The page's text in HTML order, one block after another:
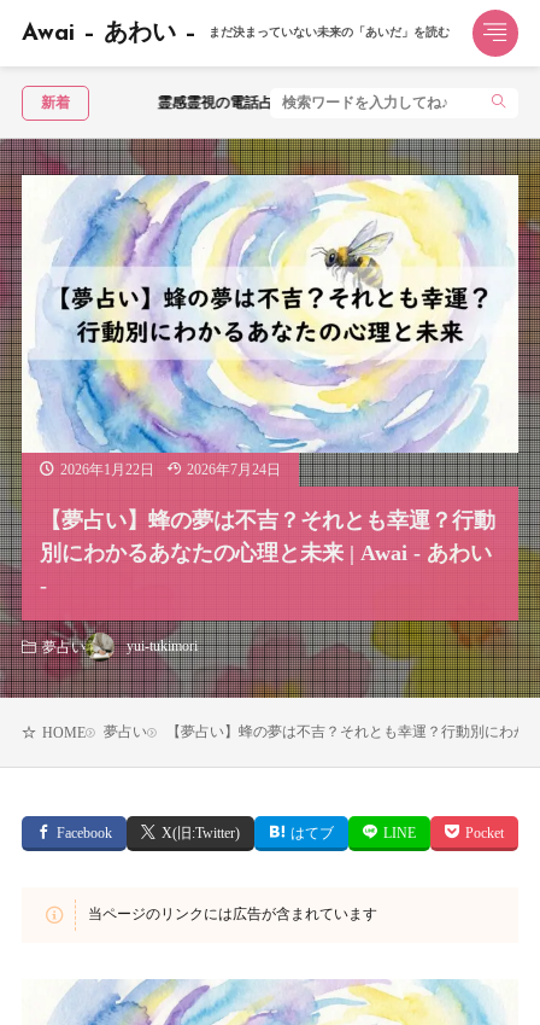
Awai – あわい – まだ決まっていない未来の「あいだ」を読む
新着
霊視の電話占いおすすめ3選｜霊視で不安を視てもらうならこの1社【2026年】
2026年1月22日 2026年7月24日
【夢占い】蜂の夢は不吉？それとも幸運？行動
別にわかるあなたの心理と未来 | Awai - あわい
-
夢占い yui-tukimori
HOME 夢占い 【夢占い】蜂の夢は不吉？それとも幸運？行動別にわか
Facebook X(旧:Twitter) はてブ LINE Pocket
当ページのリンクには広告が含まれています